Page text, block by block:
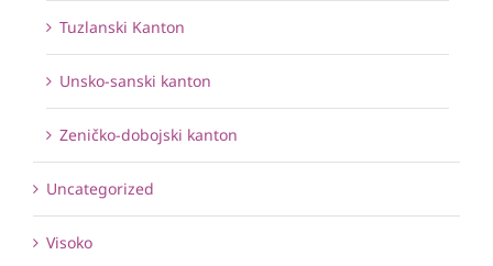
Tuzlanski Kanton
Unsko-sanski kanton
Zeničko-dobojski kanton
Uncategorized
Visoko